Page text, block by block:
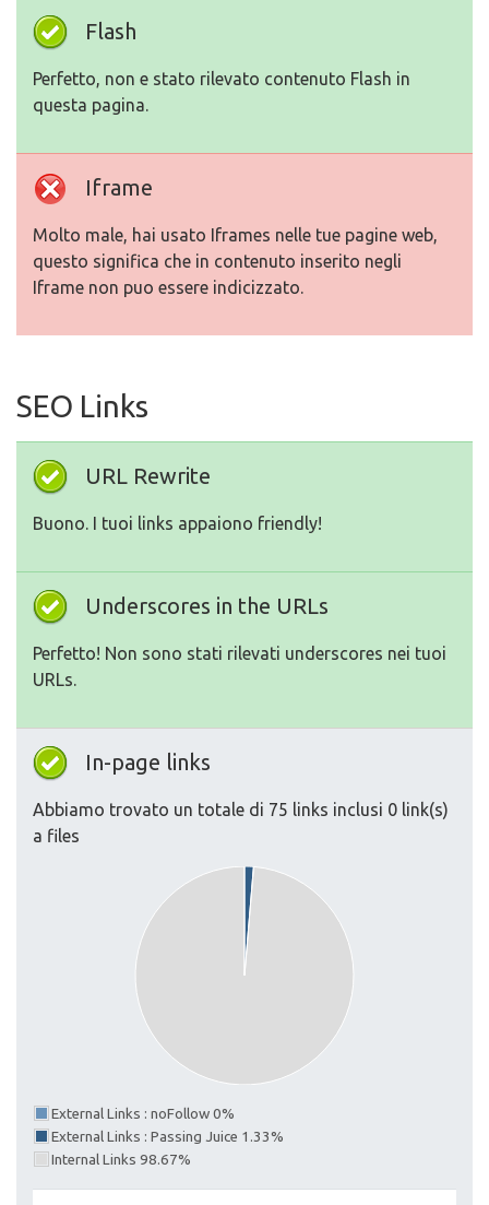
Flash
Perfetto, non e stato rilevato contenuto Flash in
questa pagina.
Iframe
Molto male, hai usato Iframes nelle tue pagine web,
questo significa che in contenuto inserito negli
Iframe non puo essere indicizzato.
SEO Links
URL Rewrite
Buono. I tuoi links appaiono friendly!
Underscores in the URLs
Perfetto! Non sono stati rilevati underscores nei tuoi
URLs.
In-page links
Abbiamo trovato un totale di 75 links inclusi 0 link(s)
a files
External Links : noFollow 0%
External Links : Passing Juice 1.33%
Internal Links 98.67%